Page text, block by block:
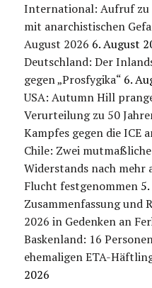
International: Aufruf zu
mit anarchistischen
August 2026 6. August
Deutschland: Der
gegen „Prosfygika“ 6.
USA: Autumn Hill
Verurteilung zu 50
Kampfes gegen die ICE
Chile: Zwei
Widerstands nach mehr
Flucht festgenommen
Zusammenfassung und
2026 in Gedenken an
Baskenland: 16
ehemaligen ETA-
2026